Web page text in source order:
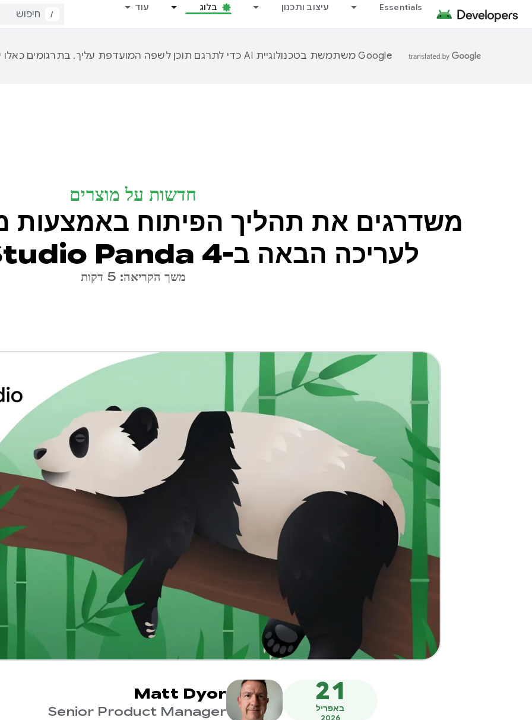
Essentials עיצוב ותכנון בלוג עוד
/
‫Google משתמשת בטכנולוגיית AI כדי לתרגם תוכן לשפה המועדפת עליך. בתרגומים כאלו עשויות להיות שגיאות.
חדשות על מוצרים
משדרגים את תהליך הפיתוח באמצעות
לעריכה הבאה ב-Android Studio Panda 4
משך הקריאה: 5 דקות
21
באפריל
2026
Matt Dyor
Senior Product Manager